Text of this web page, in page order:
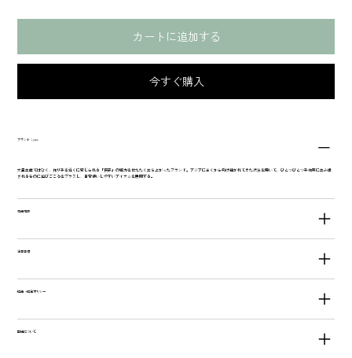
カートに追加する
今すぐ購入
ブランド：yao
大量生産ではなく、作り手を近くに感じられる「民芸」の魅力を伝えたく立ち上がったブランド。アジアに古くから受け継がれてきた技法を用いて、ひとつひとつ手作業に生み出
されるものに遊びごころをプラスし、日常使いしやすいアイテムを展開する。
商品情報
注意事項
返品・返金ポリシー
配送について